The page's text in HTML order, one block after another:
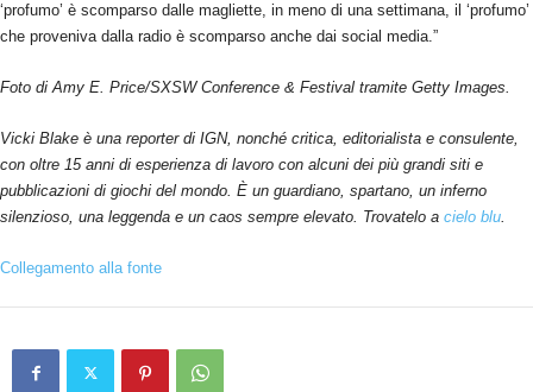
‘profumo’ è scomparso dalle magliette, in meno di una settimana, il ‘profumo’
che proveniva dalla radio è scomparso anche dai social media.”
Foto di Amy E. Price/SXSW Conference & Festival tramite Getty Images.
Vicki Blake è una reporter di IGN, nonché critica, editorialista e consulente,
con oltre 15 anni di esperienza di lavoro con alcuni dei più grandi siti e
pubblicazioni di giochi del mondo. È un guardiano, spartano, un inferno
silenzioso, una leggenda e un caos sempre elevato. Trovatelo a cielo blu.
Collegamento alla fonte